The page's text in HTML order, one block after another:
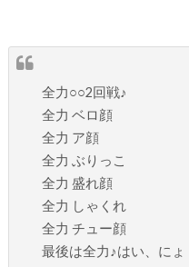
全力○○2回戦♪
全力 ベロ顔
全力 ア顔
全力 ぶりっこ
全力 盛れ顔
全力 しゃくれ
全力 チュー顔
最後は全力♪はい、に